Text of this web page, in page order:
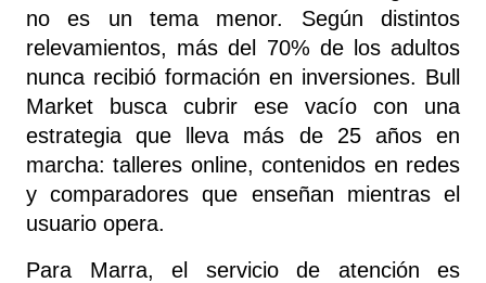
no es un tema menor. Según distintos
relevamientos, más del 70% de los adultos
nunca recibió formación en inversiones. Bull
Market busca cubrir ese vacío con una
estrategia que lleva más de 25 años en
marcha: talleres online, contenidos en redes
y comparadores que enseñan mientras el
usuario opera.
Para Marra, el servicio de atención es